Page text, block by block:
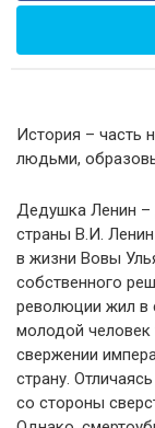
История – часть
людьми,
Дедушка Ленин –
страны В.И.
в жизни Вовы
собственного
революции жил в
молодой человек
свержении
страну.
со стороны